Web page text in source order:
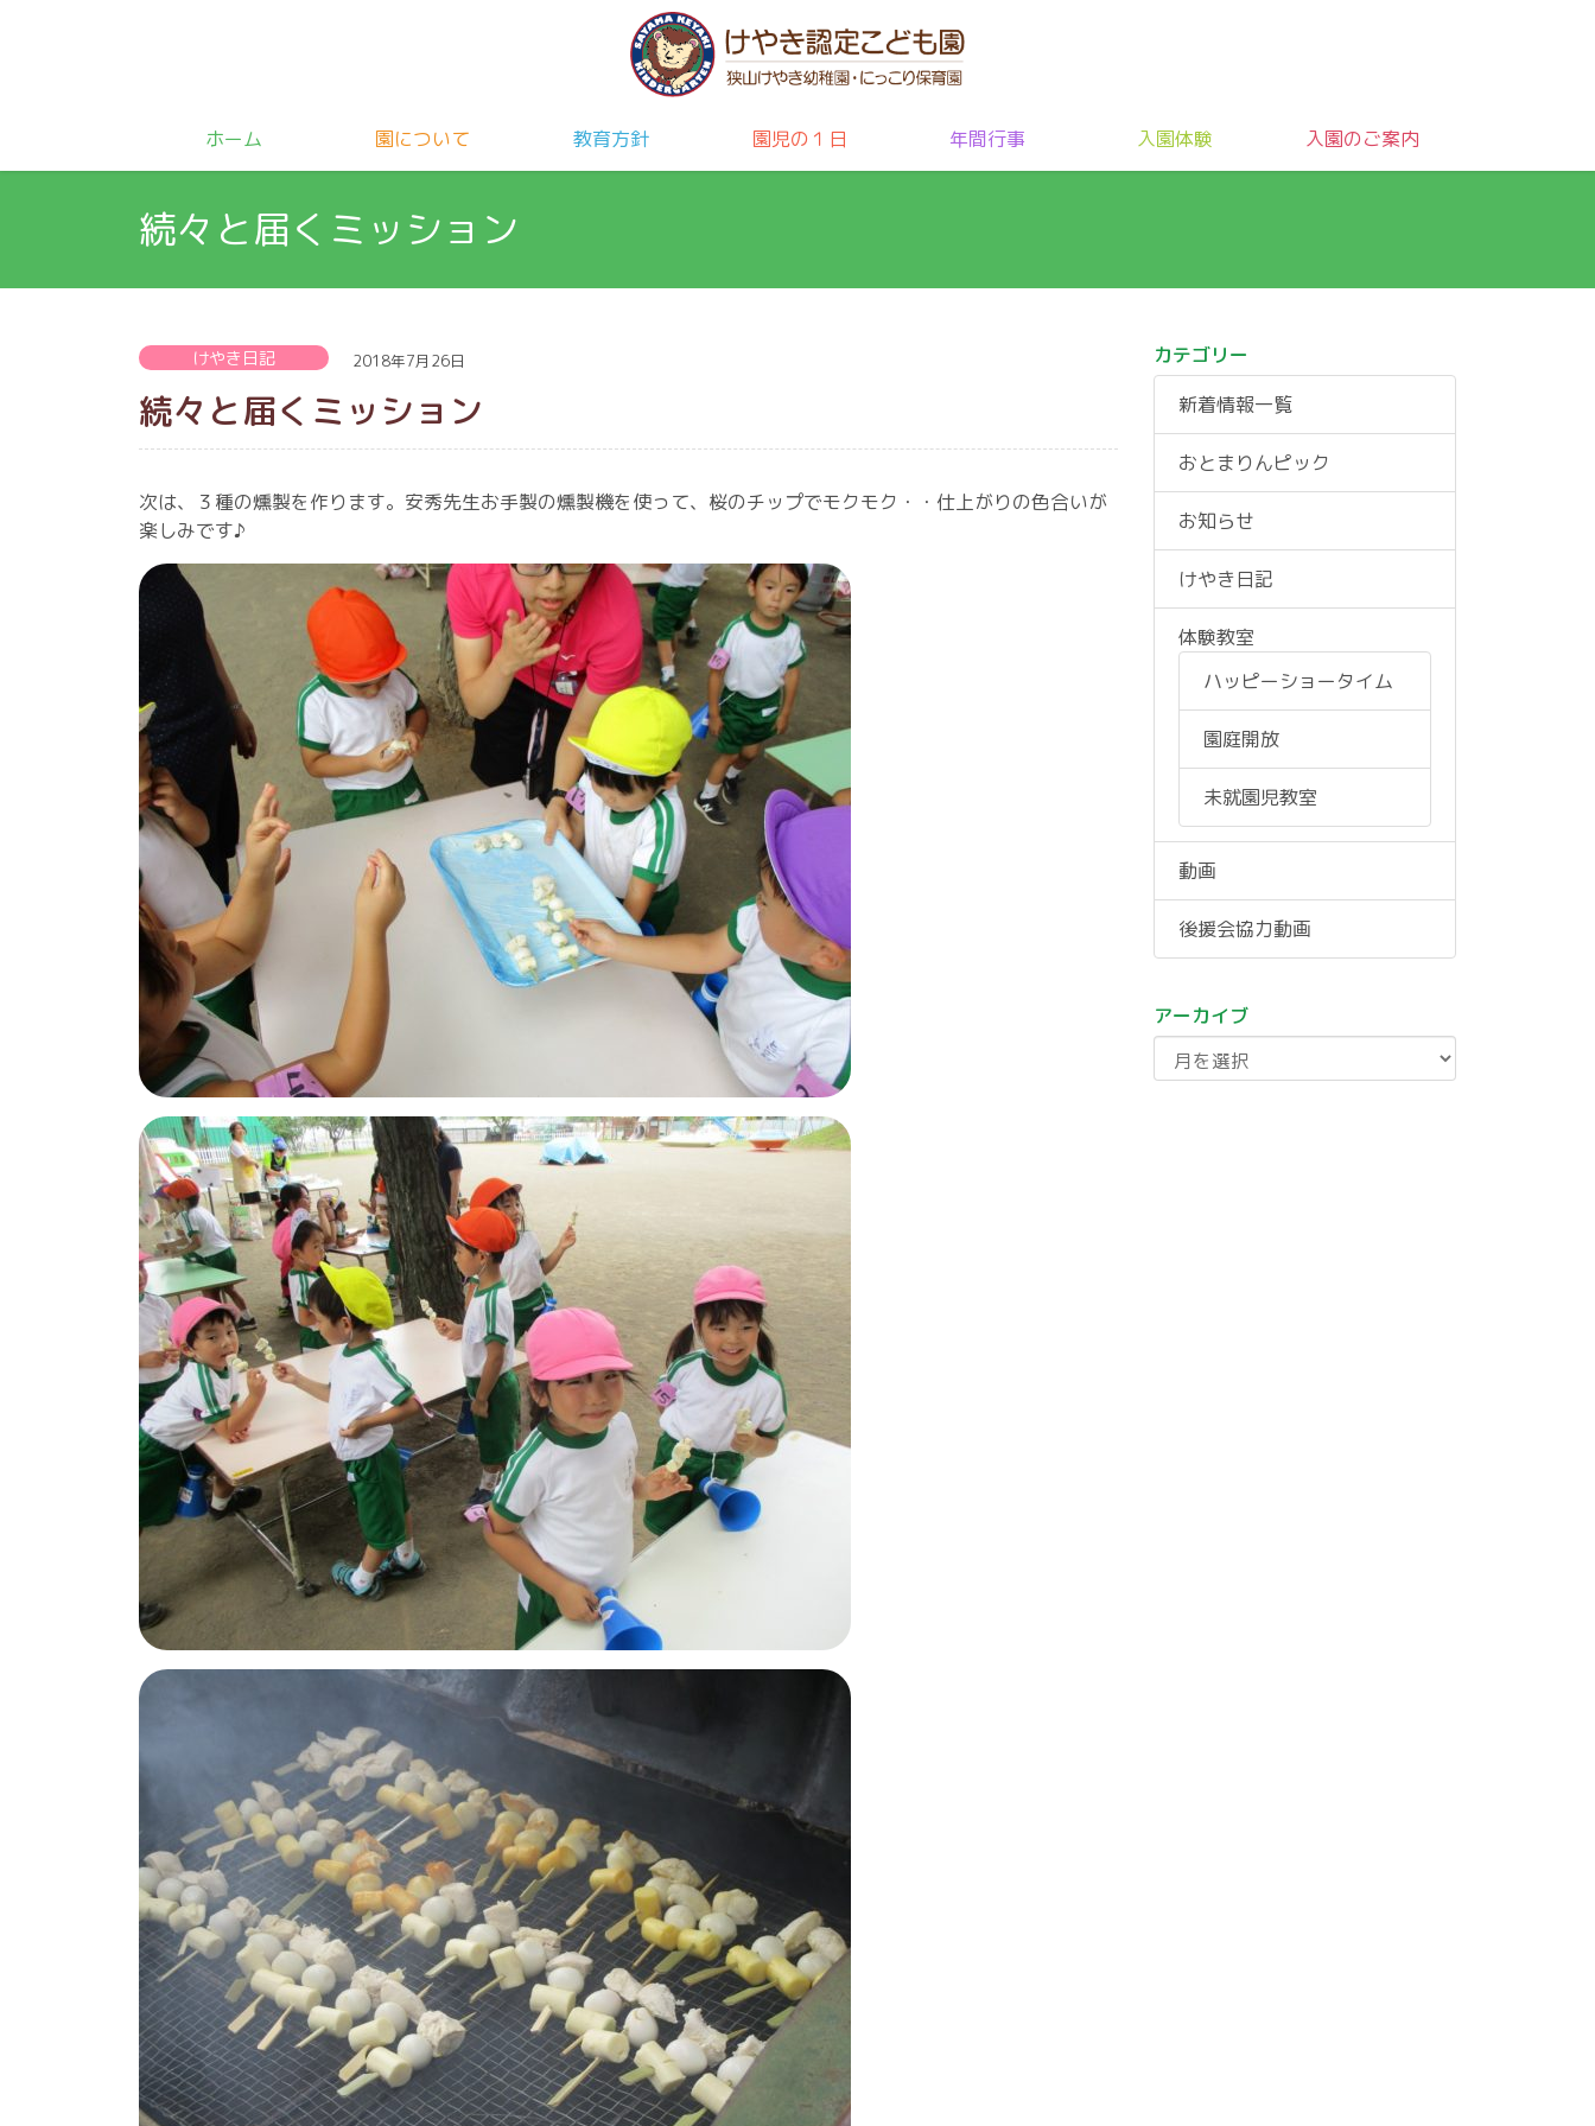
ホーム 園について 教育方針 園児の１日 年間行事 入園体験 入園のご案内
続々と届くミッション
けやき日記 2018年7月26日
続々と届くミッション
次は、３種の燻製を作ります。安秀先生お手製の燻製機を使って、桜のチップでモクモク・・仕上がりの色合いが
楽しみです♪
カテゴリー
新着情報一覧
おとまりんピック
お知らせ
けやき日記
体験教室
ハッピーショータイム
園庭開放
未就園児教室
動画
後援会協力動画
アーカイブ